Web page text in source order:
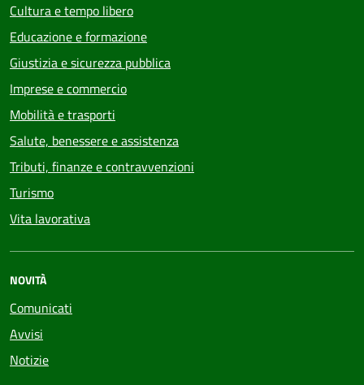
Cultura e tempo libero
Educazione e formazione
Giustizia e sicurezza pubblica
Imprese e commercio
Mobilità e trasporti
Salute, benessere e assistenza
Tributi, finanze e contravvenzioni
Turismo
Vita lavorativa
NOVITÀ
Comunicati
Avvisi
Notizie